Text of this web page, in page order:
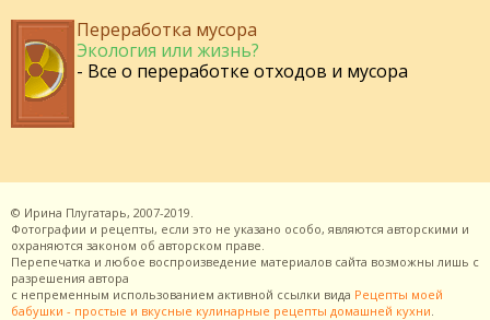
Переработка мусора
Экология или жизнь?
- Все о переработке отходов и мусора
© Ирина Плугатарь, 2007-2019.
Фотографии и рецепты, если это не указано особо, являются авторскими и
охраняются законом об авторском праве.
Перепечатка и любое воспроизведение материалов сайта возможны лишь с
разрешения автора
с непременным использованием активной ссылки вида Рецепты моей
бабушки - простые и вкусные кулинарные рецепты домашней кухни.